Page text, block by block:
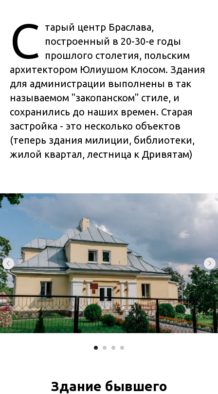
С
тарый центр Браслава,
построенный в 20-30-е годы
прошлого столетия, польским
архитектором Юлиушом Клосом. Здания
для администрации выполнены в так
называемом "закопанском" стиле, и
сохранились до наших времен. Старая
застройка - это несколько объектов
(теперь здания милиции, библиотеки,
жилой квартал, лестница к Дривятам)
Здание бывшего